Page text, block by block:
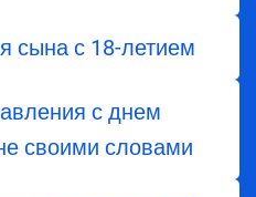
сына с 18-летием
с днем
своими словами